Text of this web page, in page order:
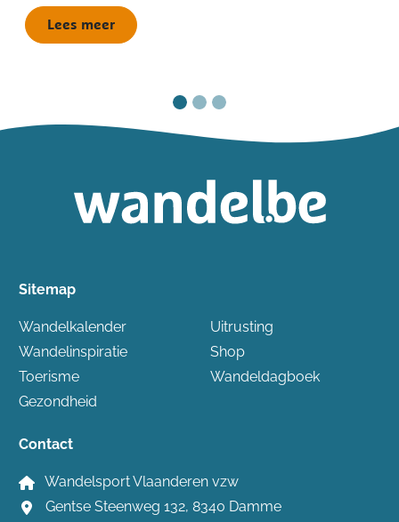
Lees meer
Sitemap
Wandelkalender
Wandelinspiratie
Toerisme
Gezondheid
Uitrusting
Shop
Wandeldagboek
Contact
Wandelsport Vlaanderen vzw
Gentse Steenweg 132, 8340 Damme